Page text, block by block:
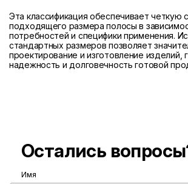
Эта классификация обеспечивает четкую
подходящего размера полосы в
потребностей и специфики применения.
стандартных размеров позволяет
проектирование и изготовление изделий,
надежность и долговечность готовой
Остались
Имя